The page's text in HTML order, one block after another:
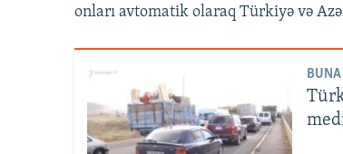
onları avtomatik olaraq Türkiyə və